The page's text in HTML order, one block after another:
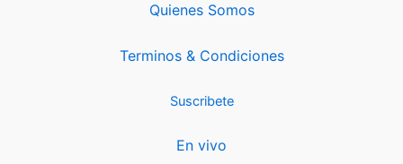
Quienes Somos
Terminos & Condiciones
Suscribete
En vivo